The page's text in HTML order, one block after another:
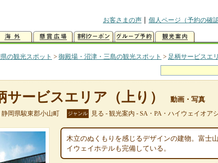
お客さまの声
個人ページ（予約の確
の観光スポット > 御殿場・沼津・三島の観光スポット > 足柄サービスエ
サービスエリア（上り） 動画・写真
静岡県駿東郡小山町 ジャンル 見る - 観光案内 - SA・PA・ハイウェイオア
木立のぬくもりを感じるデザインの建物。富士
イウェイホテルも完備している。